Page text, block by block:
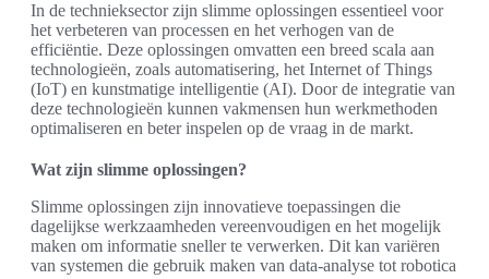
In de technieksector zijn slimme oplossingen essentieel voor
het verbeteren van processen en het verhogen van de
efficiëntie. Deze oplossingen omvatten een breed scala aan
technologieën, zoals automatisering, het Internet of Things
(IoT) en kunstmatige intelligentie (AI). Door de integratie van
deze technologieën kunnen vakmensen hun werkmethoden
optimaliseren en beter inspelen op de vraag in de markt.
Wat zijn slimme oplossingen?
Slimme oplossingen zijn innovatieve toepassingen die
dagelijkse werkzaamheden vereenvoudigen en het mogelijk
maken om informatie sneller te verwerken. Dit kan variëren
van systemen die gebruik maken van data-analyse tot robotica